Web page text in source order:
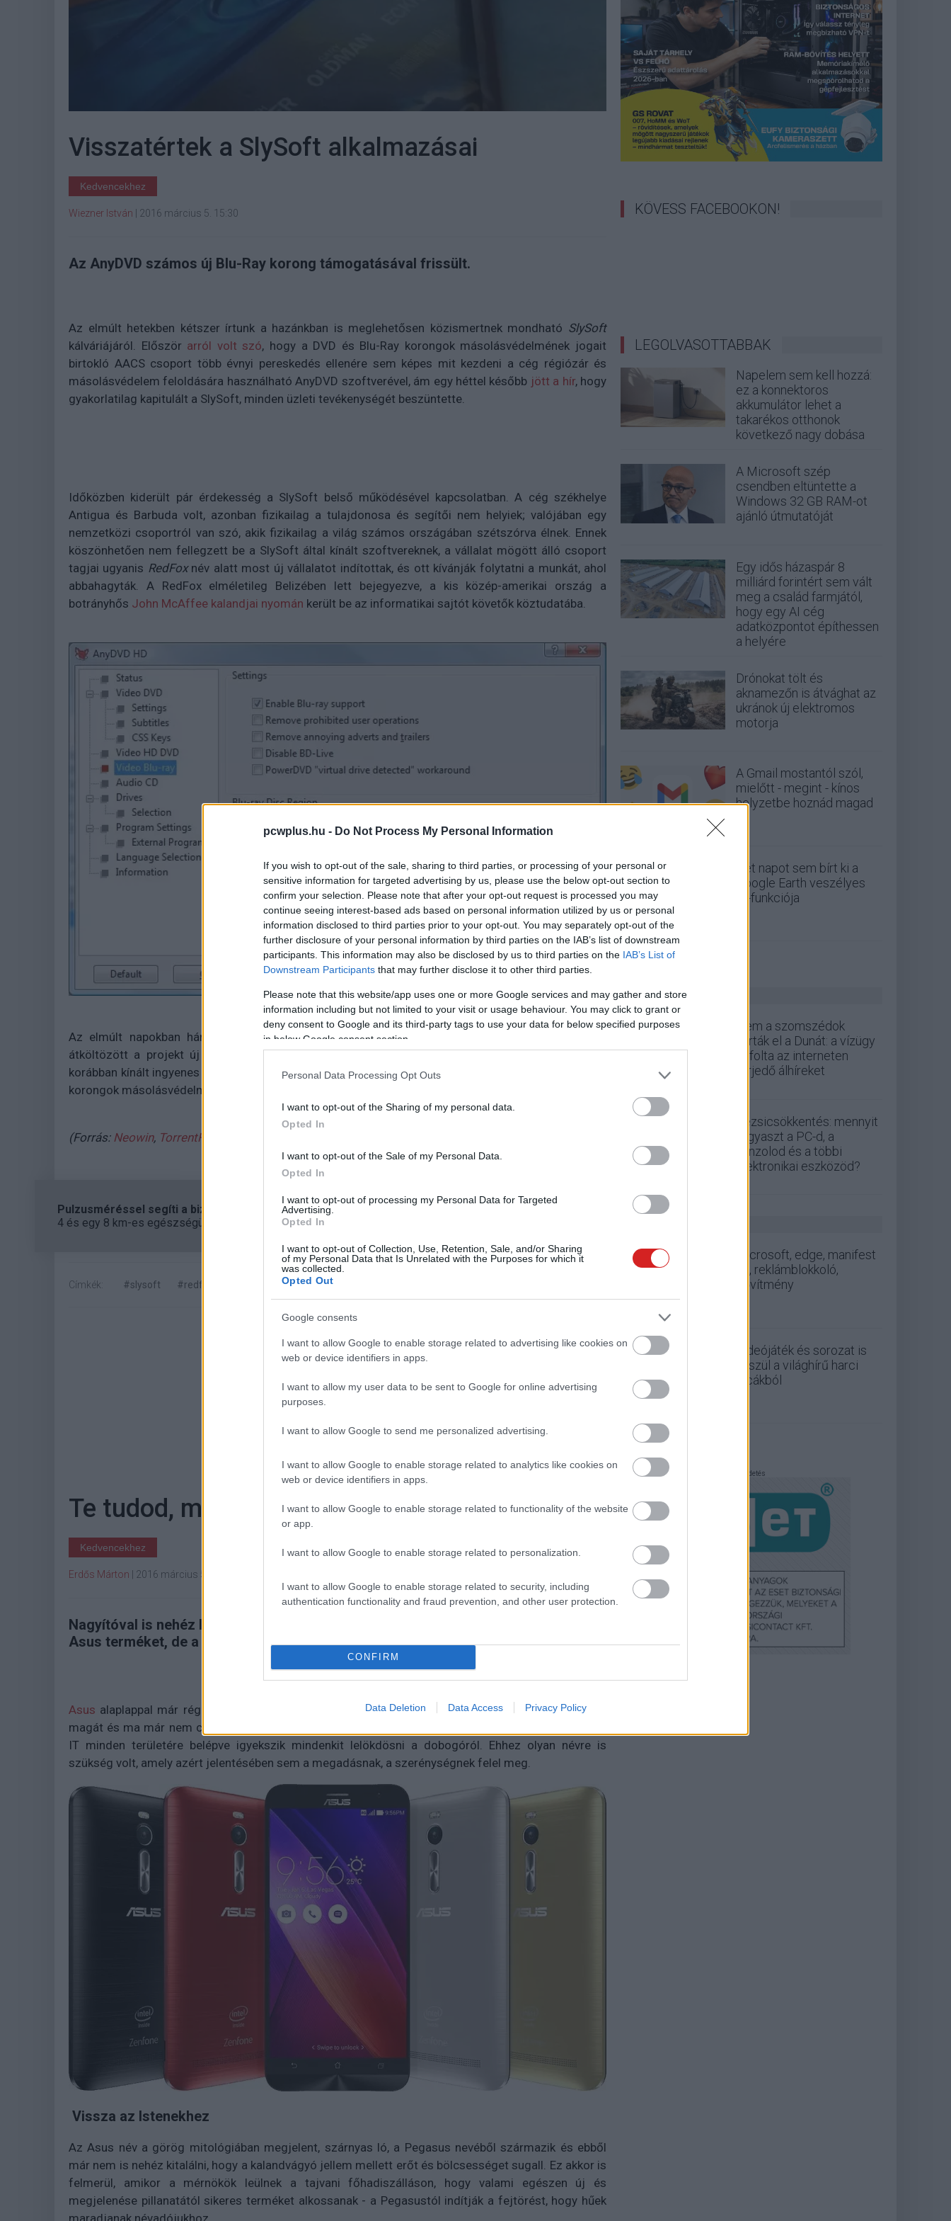
pcwplus.hu - Do Not Process My Personal Information
If you wish to opt-out of the sale, sharing to third parties, or processing of your personal or
sensitive information for targeted advertising by us, please use the below opt-out section to
confirm your selection. Please note that after your opt-out request is processed you may
continue seeing interest-based ads based on personal information utilized by us or personal
information disclosed to third parties prior to your opt-out. You may separately opt-out of the
further disclosure of your personal information by third parties on the IAB’s list of downstream
participants. This information may also be disclosed by us to third parties on the IAB’s List of
Downstream Participants that may further disclose it to other third parties.
Please note that this website/app uses one or more Google services and may gather and store
information including but not limited to your visit or usage behaviour. You may click to grant or
deny consent to Google and its third-party tags to use your data for below specified purposes
in below Google consent section.
Personal Data Processing Opt Outs
I want to opt-out of the Sharing of my personal data.
Opted In
I want to opt-out of the Sale of my Personal Data.
Opted In
I want to opt-out of processing my Personal Data for Targeted
Advertising.
Opted In
I want to opt-out of Collection, Use, Retention, Sale, and/or Sharing
of my Personal Data that Is Unrelated with the Purposes for which it
was collected.
Opted Out
Google consents
I want to allow Google to enable storage related to advertising like cookies on
web or device identifiers in apps.
I want to allow my user data to be sent to Google for online advertising
purposes.
I want to allow Google to send me personalized advertising.
I want to allow Google to enable storage related to analytics like cookies on
web or device identifiers in apps.
I want to allow Google to enable storage related to functionality of the website
or app.
I want to allow Google to enable storage related to personalization.
I want to allow Google to enable storage related to security, including
authentication functionality and fraud prevention, and other user protection.
CONFIRM
Data Deletion Data Access Privacy Policy
Visszatértek a SlySoft alkalmazásai
Kedvencekhez
Wiezner István 2016 március 5. 15:30
Az AnyDVD számos új Blu-Ray korong támogatásával frissült.
Az elmúlt hetekben kétszer írtunk a hazánkban is meglehetősen közismertnek mondható SlySoft
kálváriájáról. Először arról volt szó, hogy a DVD és Blu-Ray korongok másolásvédelmének jogait
birtokló AACS csoport több évnyi pereskedés ellenére sem képes mit kezdeni a cég régiózár és
másolásvédelem feloldására használható AnyDVD szoftverével, ám egy héttel később jött a hír, hogy
gyakorlatilag kapitulált a SlySoft, minden üzleti tevékenységét beszüntette.
Időközben kiderült pár érdekesség a SlySoft belső működésével kapcsolatban. A cég székhelye
Antigua és Barbuda volt, azonban fizikailag a tulajdonosa és segítői nem helyiek; valójában egy
nemzetközi csoportról van szó, akik fizikailag a világ számos országában szétszórva élnek. Ennek
köszönhetően nem fellegzett be a SlySoft által kínált szoftvereknek, a vállalat mögött álló csoport
tagjai ugyanis RedFoxnév alatt most új vállalatot indítottak, és ott kívánják folytatni a munkát, ahol
abbahagyták. A RedFox elméletileg Belizében lett bejegyezve, a kis közép-amerikai ország a
botrányhős John McAffee kalandjai nyomán került be az informatikai sajtót követők köztudatába.
Az elmúlt napokban három dolog történt a RedFox háza táján: a SlySoft felhasználói fóruma
átköltözött a projekt új domainje alá, szintén erről a webcímről letölthetővé vált a cég összes
korábban kínált ingyenes és fizetős alkalmazása, továbbá az AnyDVD frissített verziója újabb Blu-Ray
korongok másolásvédelmét képes "kezelésbe venni".
(Forrás: Neowin, TorrentFreak
Pulzusméréssel segíti a biztonságos mozgást az új balatoni kardioösvény (X)
4 és egy 8 km-es egészségügyi tanösvény nyílt Balatonalmádiban.
Címkék: #slysoft #redfox #blu-ray
Te tudod, mit jelent az „Asus” szó?
Kedvencekhez
Erdős Márton 2016 március 5. 09:45
Nagyítóval is nehéz lenne olyan felhasználót találni, aki ne használna valamilyen
Asus terméket, de a szó jelentését és keletkezését alig ismeri valaki.
Asus alaplappal már réges-régen találkozhattunk a PC-s világban, de azóta a cég alaposan kinőtte
magát és ma már nem csupán PC-s komponenseket gyárt szerényen a háttérbe húzódva, hanem az
IT minden területére belépve igyekszik mindenkit lelökdösni a dobogóról. Ehhez olyan névre is
szükség volt, amely azért jelentésében sem a megadásnak, a szerénységnek felel meg.
Vissza az Istenekhez
Az Asus név a görög mitológiában megjelent, szárnyas ló, a Pegasus nevéből származik és ebből
már nem is nehéz kitalálni, hogy a kalandvágyó jellem mellett erőt és bölcsességet sugall. Ez akkor is
felmerül, amikor a mérnökök leülnek a tajvani főhadiszálláson, hogy valami egészen új és
megjelenése pillanatától sikeres terméket alkossanak - a Pegasustól indítják a fejtörést, hogy hűek
KÖVESS FACEBOOKON!
LEGOLVASOTTABBAK
Napelem sem kell hozzá:
ez a konnektoros
akkumulátor lehet a
takarékos otthonok
következő nagy dobása
A Microsoft szép
csendben eltüntette a
Windows 32 GB RAM-ot
ajánló útmutatóját
Egy idős házaspár 8
milliárd forintért sem vált
meg a család farmjától,
hogy egy AI cég
adatközpontot építhessen
a helyére
Drónokat tölt és
aknamezőn is átvághat az
ukránok új elektromos
motorja
A Gmail mostantól szól,
mielőtt - megint - kínos
helyzetbe hoznád magad
Két napot sem bírt ki a
Google Earth veszélyes
AI-funkciója
ZÖLD PÁLYA
Nem a szomszédok
zárták el a Dunát: a vízügy
cáfolta az interneten
terjedő álhíreket
Rezsicsökkentés: mennyit
fogyaszt a PC-d, a
konzolod és a többi
elektronikai eszközöd?
microsoft, edge, manifest
v3, reklámblokkoló,
bővítmény
Videójáték és sorozat is
készül a világhírű harci
cicákból
Hirdetés